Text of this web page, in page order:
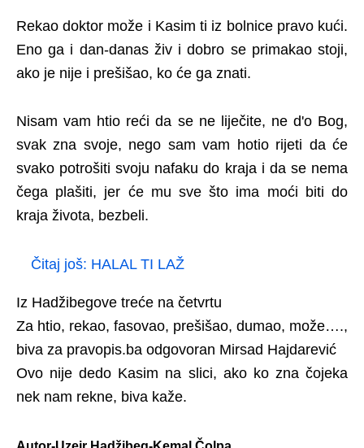
Rekao doktor može i Kasim ti iz bolnice pravo kući.
Eno ga i dan-danas živ i dobro se primakao stoji,
ako je nije i prešišao, ko će ga znati.
Nisam vam htio reći da se ne liječite, ne d'o Bog,
svak zna svoje, nego sam vam hotio rijeti da će
svako potrošiti svoju nafaku do kraja i da se nema
čega plašiti, jer će mu sve što ima moći biti do
kraja života, bezbeli.
Čitaj još: HALAL TI LAŽ
Iz Hadžibegove treće na četvrtu
Za htio, rekao, fasovao, prešišao, dumao, može….,
biva za pravopis.ba odgovoran Mirsad Hajdarević
Ovo nije dedo Kasim na slici, ako ko zna čojeka
nek nam rekne, biva kaže.